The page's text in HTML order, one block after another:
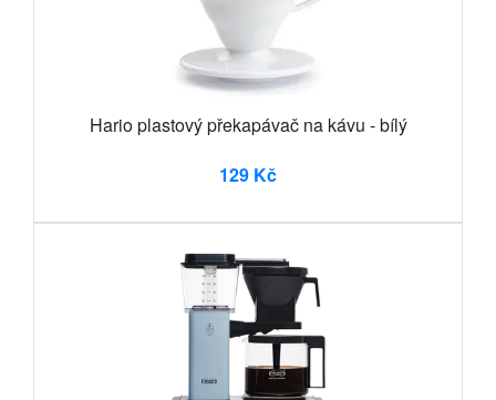
Hario plastový překapávač na kávu - bílý
129 Kč